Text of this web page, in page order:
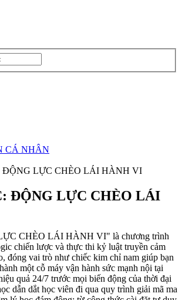
CÁ NHÂN
ĐỘNG LỰC CHÈO LÁI HÀNH VI
ĐỘNG LỰC CHÈO LÁI
CHÈO LÁI HÀNH VI" là chương trình
chiến lược và thực thi kỷ luật truyền cảm
đóng vai trò như chiếc kim chỉ nam giúp bạn
một cỗ máy vận hành sức mạnh nội tại
quả 24/7 trước mọi biến động của thời đại
dẫn dắt học viên đi qua quy trình giải mã ma